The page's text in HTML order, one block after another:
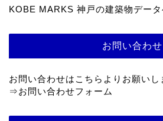
KOBE MARKS 神戸の建築物データ
お問い合わせ
お問い合わせはこちらよりお願いし
⇒お問い合わせフォーム